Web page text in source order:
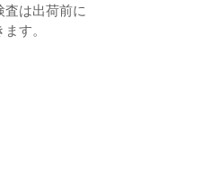
査は出荷前に
す。